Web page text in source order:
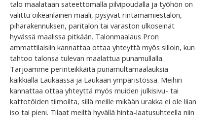
talo maalataan sateettomalla pilvipoudalla ja työhön on
valittu oikeanlainen maali, pysyvät rintamamiestalon,
piharakennuksen, paritalon tai varaston ulkoseinät
hyvässä maalissa pitkään. Talonmaalaus Pron
ammattilaisiin kannattaa ottaa yhteyttä myös silloin, kun
tahtoo talonsa tulevan maalattua punamullalla.
Tarjoamme perinteikkäitä punamultamaalauksia
kaikkialla Laukaassa ja Laukaan ympäristössä. Meihin
kannattaa ottaa yhteyttä myös muiden julkisivu- tai
kattotöiden tiimoilta, sillä meille mikään urakka ei ole liian
iso tai pieni. Tilaat meiltä hyvällä hinta-laatusuhteella niin